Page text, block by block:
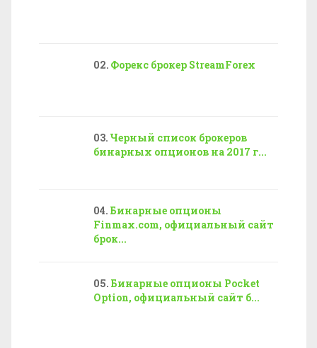
Форекс брокер StreamForex
Черный список брокеров
бинарных опционов на 2017 г...
Бинарные опционы
Finmax.com, официальный сайт
брок...
Бинарные опционы Pocket
Option, официальный сайт б...